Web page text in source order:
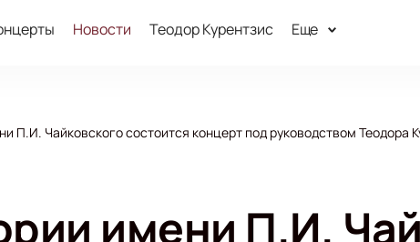
Новости Теодор Курентзис Еще
П.И. Чайковского состоится концерт под руководством Теодора
имени П.И.